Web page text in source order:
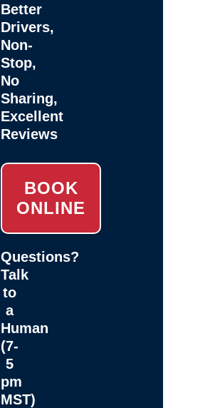
Better
Drivers,
Non-
Stop,
No
Sharing,
Excellent
Reviews
BOOK
ONLINE
Questions?
Talk
to
a
Human
(7-
5
pm
MST)